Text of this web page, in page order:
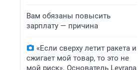
Вам обязаны повысить
зарплату — причина
«Если сверху летит ракета и
сжигает мой товар, то это не
мой риск». Основатель Levrana